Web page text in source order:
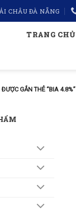
CHÂU ĐÀ NẴNG
TRANG CHỦ
GẮN THẺ “BIA 4.8%”